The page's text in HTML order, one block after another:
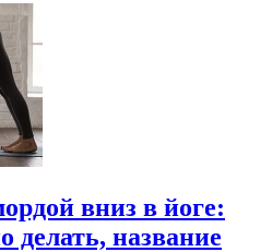
вниз в йоге:
делать, название